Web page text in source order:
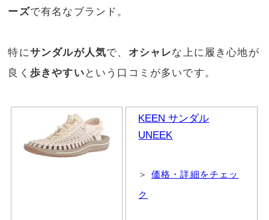
ーズで有名なブランド。
特にサンダルが人気で、 オシャレな上に履き心地が
良く 歩きやすい という口コミが多いです。
KEEN サンダル
UNEEK
＞ 価格・詳細をチェッ
ク